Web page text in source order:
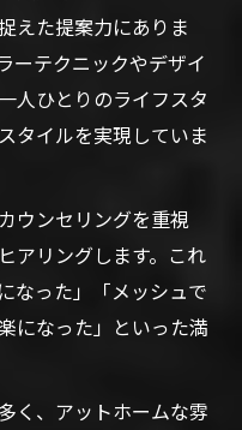
知るべき施術の流
めするメッシュの
ケア方法をわかり
えた提案力にありま
ーテクニックやデザイ
人ひとりのライフスタ
タイルを実現していま
ウンセリングを重視
アリングします。これ
なった」「メッシュで
になった」といった満
く、アットホームな雰